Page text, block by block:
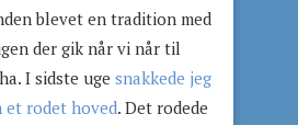
blevet en tradition med
der gik når vi når til
I sidste uge snakkede jeg
et rodet hoved. Det rodede